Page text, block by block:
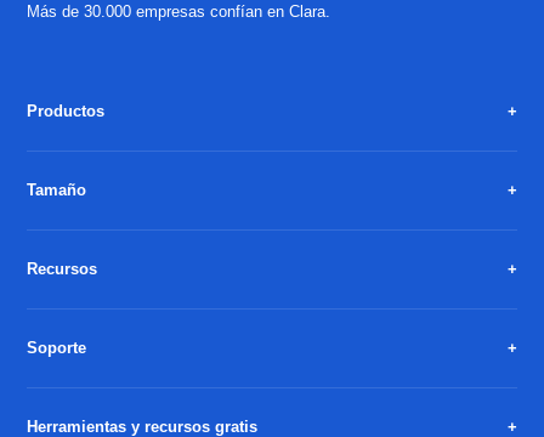
Más de 30.000 empresas confían en Clara.
Productos
Tamaño
Recursos
Soporte
Herramientas y recursos gratis